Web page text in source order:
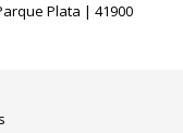
Plata | 41900